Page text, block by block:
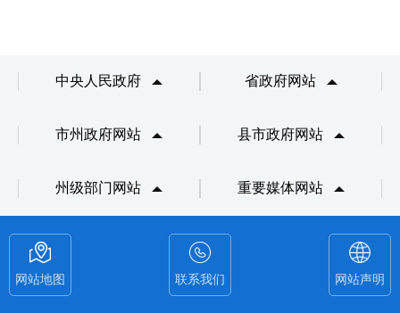
中央人民政府 省政府网站
市州政府网站 县市政府网站
州级部门网站 重要媒体网站
网站地图 联系我们 网站声明